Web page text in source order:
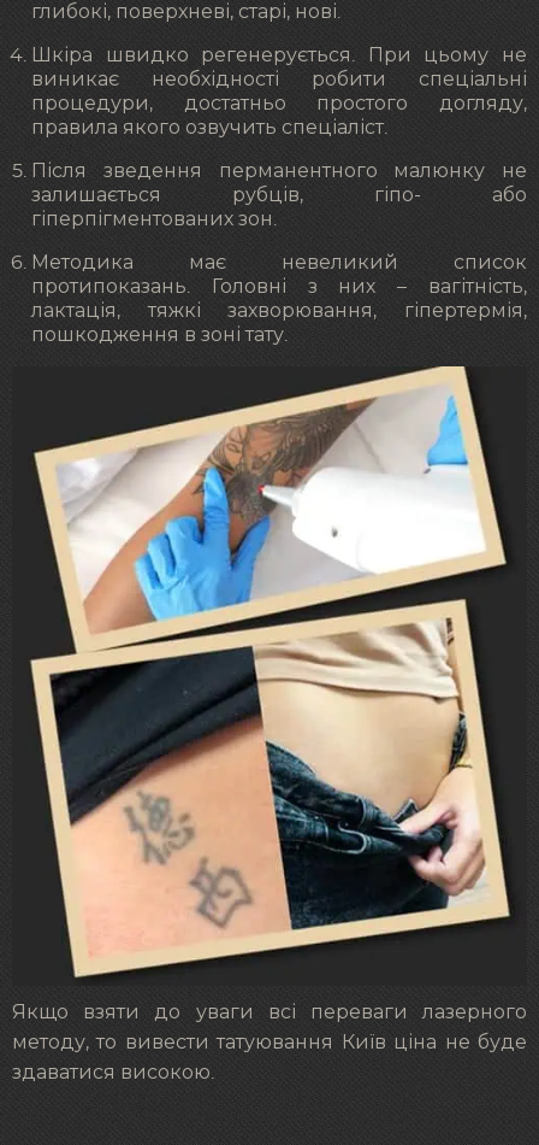
глибокі, поверхневі, старі, нові.
Шкіра швидко регенерується. При цьому не
виникає необхідності робити спеціальні
процедури, достатньо простого догляду,
правила якого озвучить спеціаліст.
Після зведення перманентного малюнку не
залишається рубців, гіпо- або
гіперпігментованих зон.
Методика має невеликий список
протипоказань. Головні з них – вагітність,
лактація, тяжкі захворювання, гіпертермія,
пошкодження в зоні тату.
Якщо взяти до уваги всі переваги лазерного
методу, то вивести татуювання Київ ціна не буде
здаватися високою.